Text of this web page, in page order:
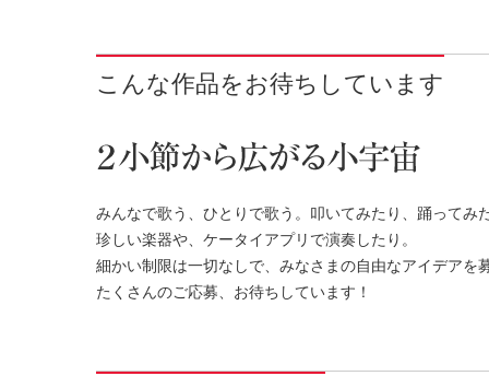
こんな作品をお待ちしています
みんなで歌う、ひとりで歌う。叩いてみたり、踊ってみ
珍しい楽器や、ケータイアプリで演奏したり。
細かい制限は一切なしで、みなさまの自由なアイデアを
たくさんのご応募、お待ちしています！